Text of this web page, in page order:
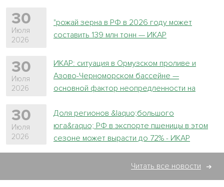
30
Июля
2026
"рожай зерна в РФ в 2026 году может
составить 139 млн тонн — ИКАР
30
Июля
2026
ИКАР: ситуация в Ормузском проливе и
Азово-Черноморском бассейне —
основной фактор неопредленности на
30
Июля
2026
Доля регионов &laquo;большого
юга&raquo; РФ в экспорте пшеницы в этом
сезоне может вырасти до 72% - ИКАР
Читать все новости